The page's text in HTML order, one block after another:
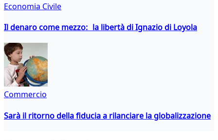
Economia Civile
Il denaro come mezzo: la libertà di Ignazio di Loyola
Commercio
Sarà il ritorno della fiducia a rilanciare la globalizzazione